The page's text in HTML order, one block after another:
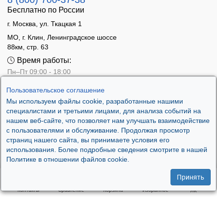
Пользовательское соглашение
Мы используем файлы cookie, разработанные нашими
специалистами и третьими лицами, для анализа событий на
нашем веб-сайте, что позволяет нам улучшать взаимодействие
с пользователями и обслуживание. Продолжая просмотр
страниц нашего сайта, вы принимаете условия его
использования. Более подробные сведения смотрите в нашей
Политике в отношении файлов cookie.
Принять
Бесплатно по России
г. Москва, ул. Ткацкая 1
МО, г. Клин, Ленинградское шоссе
88км, стр. 63
Время работы:
Пн–Пт 09:00 - 18:00
Вс - выходной
Контакты Сравнение Корзина Избранное ЛК
.